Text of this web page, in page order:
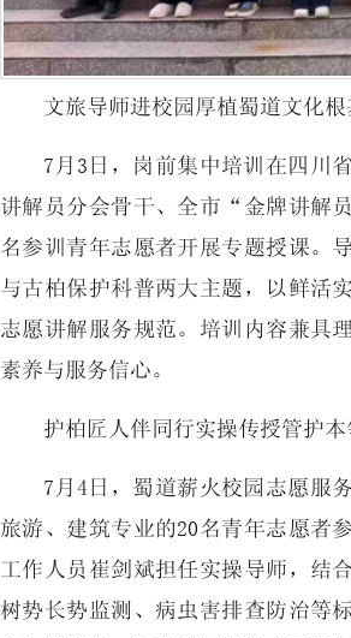
文旅导师进校园厚植蜀道文化根
7月3日，岗前集中培训在四川
讲解员分会骨干、全市“金牌讲解
名参训青年志愿者开展专题授课。
与古柏保护科普两大主题，以鲜活
志愿讲解服务规范。培训内容兼具
素养与服务信心。
护柏匠人伴同行实操传授管护本
7月4日，蜀道薪火校园志愿服
旅游、建筑专业的20名青年志愿者
工作人员崔剑斌担任实操导师，结
树势长势监测、病虫害排查防治等